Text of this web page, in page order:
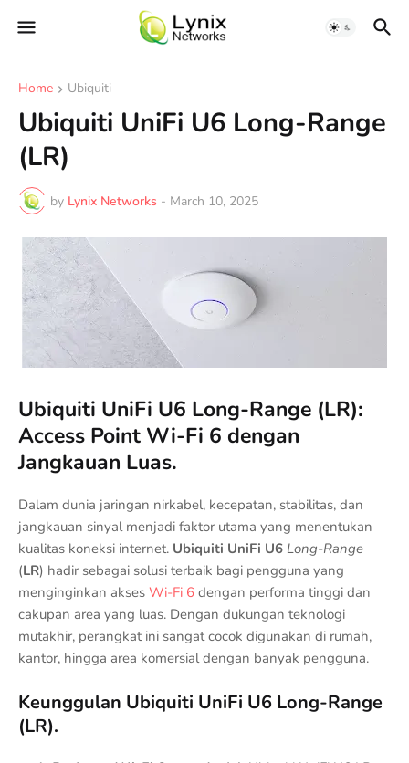
Home Ubiquiti
Ubiquiti UniFi U6 Long-Range
(LR)
by Lynix Networks - March 10, 2025
Ubiquiti UniFi U6 Long-Range (LR):
Access Point Wi-Fi 6 dengan
Jangkauan Luas.
Dalam dunia jaringan nirkabel, kecepatan, stabilitas, dan
jangkauan sinyal menjadi faktor utama yang menentukan
kualitas koneksi internet. Ubiquiti UniFi U6 Long-Range
(LR) hadir sebagai solusi terbaik bagi pengguna yang
menginginkan akses Wi-Fi 6 dengan performa tinggi dan
cakupan area yang luas. Dengan dukungan teknologi
mutakhir, perangkat ini sangat cocok digunakan di rumah,
kantor, hingga area komersial dengan banyak pengguna.
Keunggulan Ubiquiti UniFi U6 Long-Range
(LR).